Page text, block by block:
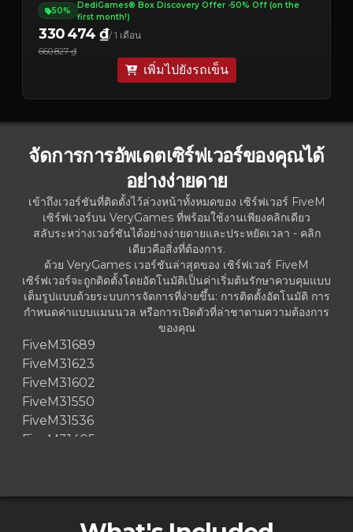
50%
DediGames® Box Discovery Offer -50% Off (on the
first month!)
330 474 ₫/ 1 เดือน
660 827 ₫
เพิ่มไปยังรถเข็น
จัดการการอัพเดตเซิร์ฟเวอร์ของคุณได้
อย่างง่ายดาย
เข้าถึงเวอร์ชันที่ติดตั้งไว้ล่วงหน้าทั้งหมดของ เซิร์ฟเวอร์ FiveM
เซิร์ฟเวอร์บน VeryGames ที่พร้อมใช้งานเพียงคลิกเดียว
สลับระหว่างเวอร์ชันได้อย่างง่ายดายและประหยัดเวลา - คลิก
เดียวคือสิ่งที่ต้องการ.
ด้วย VeryGames เวอร์ชันล่าสุดของ เซิร์ฟเวอร์ FiveM
เซิร์ฟเวอร์จะถูกติดตั้งโดยอัตโนมัติเป็นค่าเริ่มต้นรักษาควบคุมแบบ
เต็มรูปแบบด้วยระบบการจัดการที่ง่ายขึ้น: การติดตั้งอัตโนมัติ การ
กำหนดค่าแบบแมนนวล หรือการเปิดตัวที่ล่าชาตามความต้องการ
ของคุณ
FiveM31689
FiveM31623
FiveM31602
FiveM31550
FiveM31536
FiveM31405
FiveM31367